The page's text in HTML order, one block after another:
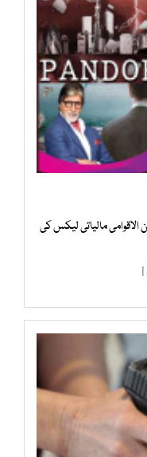
الاقوامی مالیاتی لیکس کی